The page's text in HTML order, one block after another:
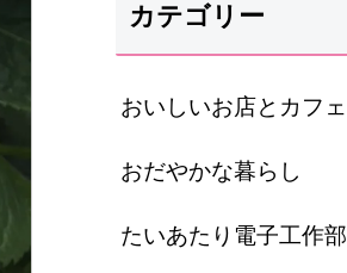
カテゴリー
おいしいお店とカフェ
おだやかな暮らし
たいあたり電子工作部